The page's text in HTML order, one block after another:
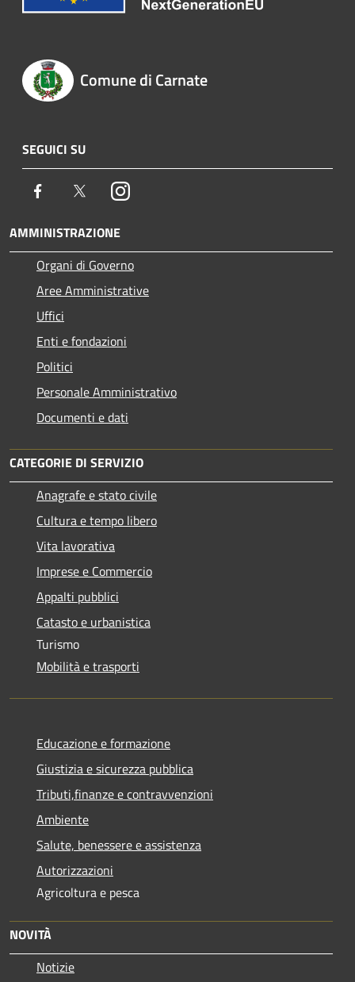
Comune di Carnate
SEGUICI SU
Facebook TwitterInstagram
AMMINISTRAZIONE
Organi di Governo
Aree Amministrative
Uffici
Enti e fondazioni
Politici
Personale Amministrativo
Documenti e dati
CATEGORIE DI SERVIZIO
Anagrafe e stato civile
Cultura e tempo libero
Vita lavorativa
Imprese e Commercio
Appalti pubblici
Catasto e urbanistica
Turismo
Mobilità e trasporti
Educazione e formazione
Giustizia e sicurezza pubblica
Tributi,finanze e contravvenzioni
Ambiente
Salute, benessere e assistenza
Autorizzazioni
Agricoltura e pesca
NOVITÀ
Notizie